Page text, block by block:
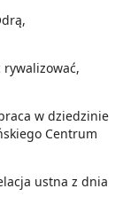
rywalizować,
w dziedzinie
Centrum
ustna z dnia